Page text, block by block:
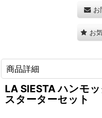
お
お
商品詳細
LA SIESTA ハンモ
スターターセット